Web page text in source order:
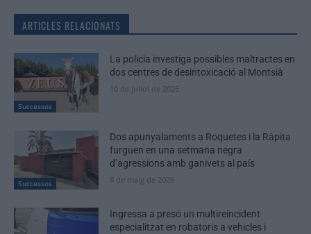
ARTICLES RELACIONATS
Successos
La policia investiga possibles maltractes en
dos centres de desintoxicació al Montsià
10 de juliol de 2026
Successos
Dos apunyalaments a Roquetes i la Ràpita
furguen en una setmana negra
d’agressions amb ganivets al país
8 de maig de 2026
Ingressa a presó un multireincident
especialitzat en robatoris a vehicles i